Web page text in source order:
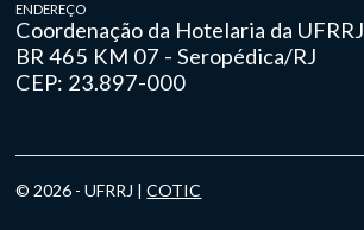
ENDEREÇO
Coordenação da Hotelaria da UFRRJ
BR 465 KM 07 - Seropédica/RJ
CEP: 23.897-000
© 2026 - UFRRJ |COTIC